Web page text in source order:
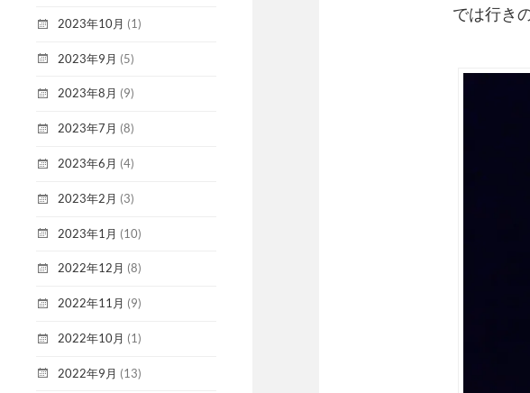
2023年10月 (1)
2023年9月 (5)
2023年8月 (9)
2023年7月 (8)
2023年6月 (4)
2023年2月 (3)
2023年1月 (10)
2022年12月 (8)
2022年11月 (9)
2022年10月 (1)
2022年9月 (13)
では行き